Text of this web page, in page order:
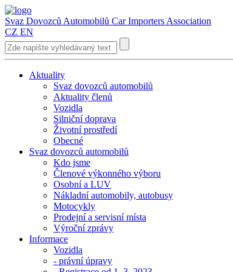
Svaz Dovozců Automobilů Car Importers Association
CZ EN
Aktuality
Svaz dovozců automobilů
Aktuality členů
Vozidla
Silniční doprava
Životní prostředí
Obecné
Svaz dovozců automobilů
Kdo jsme
Členové výkonného výboru
Osobní a LUV
Nákladní automobily, autobusy
Motocykly
Prodejní a servisní místa
Výroční zprávy
Informace
Vozidla
- právní úpravy